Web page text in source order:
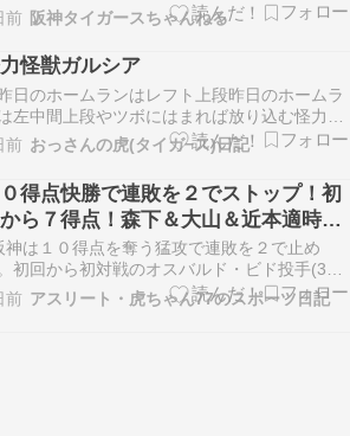
前 阪神タイガースちゃんねる
怪獣ガルシア
日のホームランはレフト上段昨日のホームラ
左中間上段やツボにはまれば放り込む怪力怪
ルシアこれを助っ人に期待してたんやバッタ
ボックスで微動だにせず構えている姿がええが
～守備でも今のところ大きなミスは無いと思
今迄、5番大山までワクワクして見ていたが
シアにも期待…
前 おっさんの虎(タイガ−ス)日記
０得点快勝で連敗を２でストップ！初
ら７得点！森下＆大山＆近本適時
ガルシアが２戦連発！
神は１０得点を奪う猛攻で連敗を２で止め
初回から初対戦のオスバルド・ビド投手(30)
手に打線が爆発した。森下翔太外野手(25)の
点打を皮切りに、大山悠輔内野手(31)が適時２
前 アスリート・虎ちゃん77のスポーツ日記